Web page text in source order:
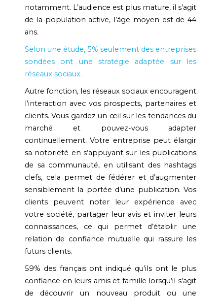
notamment. L’audience est plus mature, il s’agit
de la population active, l’âge moyen est de 44
ans.
Selon une étude, 5% seulement des entreprises
sondées ont une stratégie adaptée sur les
réseaux sociaux.
Autre fonction, les réseaux sociaux encouragent
l’interaction avec vos prospects, partenaires et
clients. Vous gardez un œil sur les tendances du
marché et pouvez-vous adapter
continuellement. Votre entreprise peut élargir
sa notoriété en s’appuyant sur les publications
de sa communauté, en utilisant des hashtags
clefs, cela permet de fédérer et d’augmenter
sensiblement la portée d’une publication. Vos
clients peuvent noter leur expérience avec
votre société, partager leur avis et inviter leurs
connaissances, ce qui permet d’établir une
relation de confiance mutuelle qui rassure les
futurs clients.
59% des français ont indiqué qu’ils ont le plus
confiance en leurs amis et famille lorsqu’il s’agit
de découvrir un nouveau produit ou une